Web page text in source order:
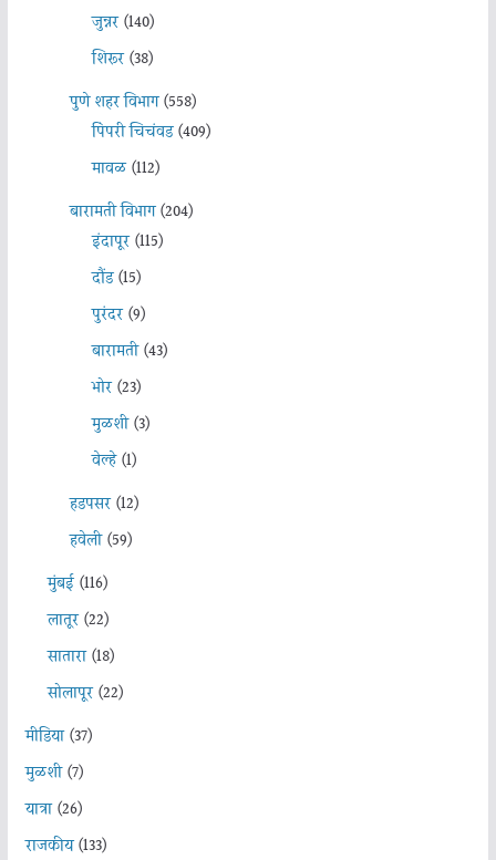
जुन्नर(140)
शिरूर(38)
पुणे शहर विभाग(558)
पिंपरी चिचंवड(409)
मावळ(112)
बारामती विभाग(204)
इंदापूर(115)
दौंड(15)
पुरंदर(9)
बारामती(43)
भोर(23)
मुळशी(3)
वेल्हे(1)
हडपसर(12)
हवेली(59)
मुंबई(116)
लातूर(22)
सातारा(18)
सोलापूर(22)
मीडिया(37)
मुळशी(7)
यात्रा(26)
राजकीय(133)